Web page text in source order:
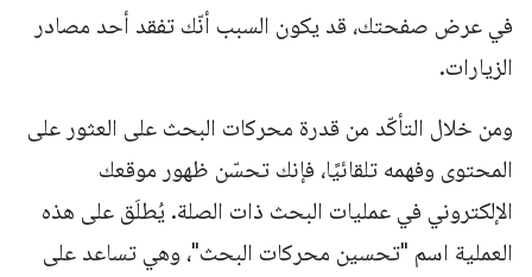
في عرض صفحتك، قد يكون السبب أنّك تفقد أحد مصادر
الزيارات.
ومن خلال التأكّد من قدرة محركات البحث على العثور على
المحتوى وفهمه تلقائيًا، فإنك تحسّن ظهور موقعك
الإلكتروني في عمليات البحث ذات الصلة. يُطلَق على هذه
العملية اسم "تحسين محركات البحث"، وهي تساعد على